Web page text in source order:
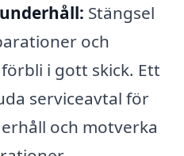
Stängsel
och
i gott skick. Ett
serviceavtal för
och motverka